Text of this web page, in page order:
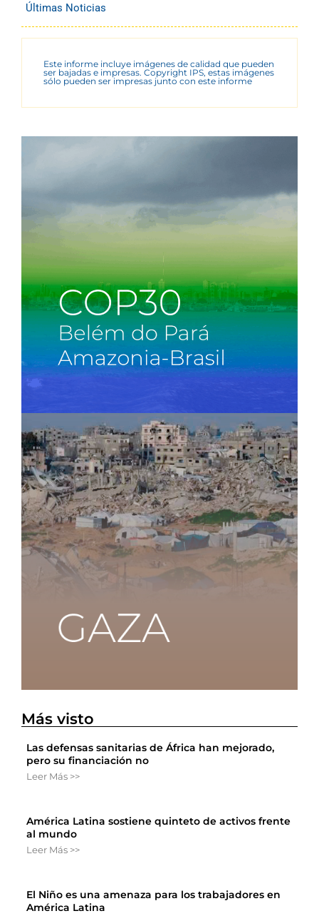
Últimas Noticias
Este informe incluye imágenes de calidad que pueden
ser bajadas e impresas. Copyright IPS, estas imágenes
sólo pueden ser impresas junto con este informe
Más visto
Las defensas sanitarias de África han mejorado,
pero su financiación no
Leer Más >>
América Latina sostiene quinteto de activos frente
al mundo
Leer Más >>
El Niño es una amenaza para los trabajadores en
América Latina